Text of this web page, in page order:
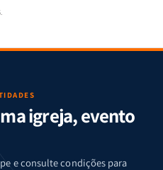
igreja, evento
e consulte condições para